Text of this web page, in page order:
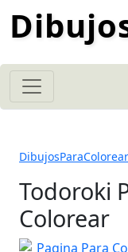
Todoroki
Colorear